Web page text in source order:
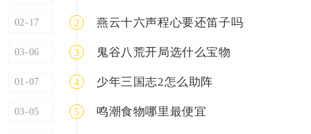
02-17 2 燕云十六声程心要还笛子吗
03-06 3 鬼谷八荒开局选什么宝物
01-07 4 少年三国志2怎么助阵
03-05 5 鸣潮食物哪里最便宜